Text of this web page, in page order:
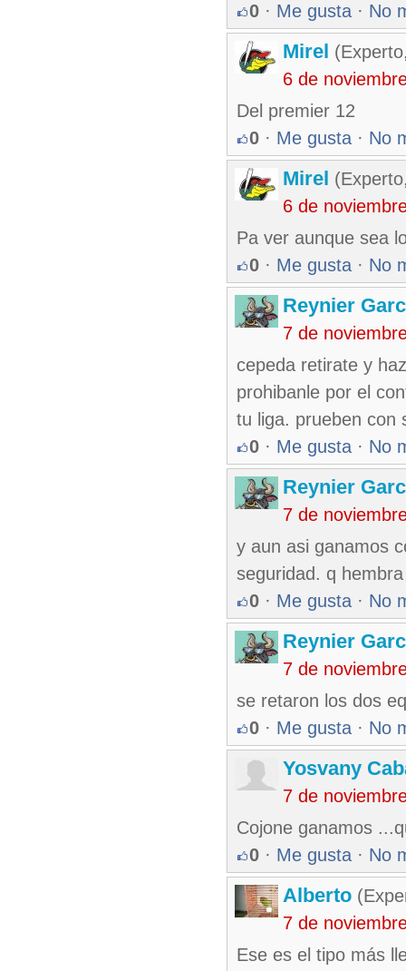
0 · Me gusta · No
Mirel
6 de
Del premier 12
0 · Me gusta · No
Mirel
6 de
Pa ver aunque sea
0 · Me gusta · No
Reynier
7 de
cepeda retirate y
prohibanle por el
tu liga. prueben con
0 · Me gusta · No
Reynier
7 de
y aun asi ganamos
seguridad. q
0 · Me gusta · No
Reynier
7 de
se retaron los dos
0 · Me gusta · No
Yosvany
7 de
Cojone ganamos
0 · Me gusta · No
Alberto
7 de
Ese es el tipo más